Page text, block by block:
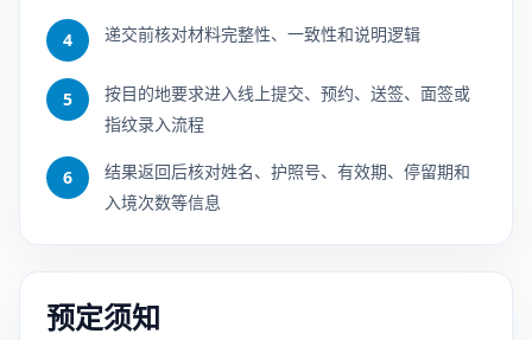
4 递交前核对材料完整性、一致性和说明逻辑
5
按目的地要求进入线上提交、预约、送签、面签或
指纹录入流程
6
结果返回后核对姓名、护照号、有效期、停留期和
入境次数等信息
预定须知